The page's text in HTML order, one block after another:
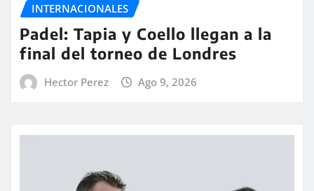
INTERNACIONALES
Padel: Tapia y Coello llegan a la
final del torneo de Londres
Hector Perez Ago 9, 2026